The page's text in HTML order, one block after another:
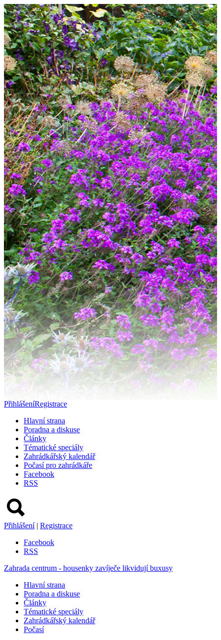
PřihlášeníRegistrace
Hlavní strana
Poradna a diskuse
Články
Tématické speciály
Zahrádkářský kalendář
Počasí pro zahrádkáře
Facebook
RSS
Přihlášení | Registrace
Facebook
RSS
Zahrada centrum - housenky zavíječe likvidují buxusy
Hlavní strana
Poradna a diskuse
Články
Tématické speciály
Zahrádkářský kalendář
Počasí